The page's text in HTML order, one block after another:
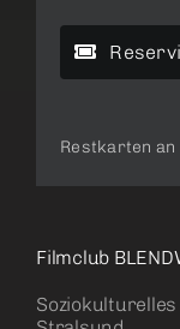
Restkarten
Filmclub